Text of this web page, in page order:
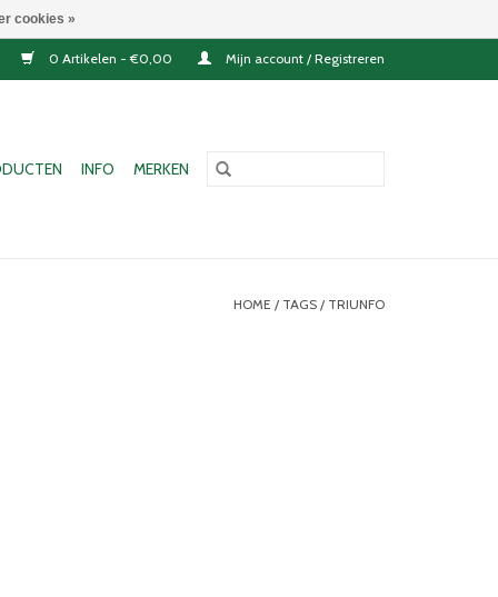
0 Artikelen - €0,00 Mijn account / Registreren
INFO MERKEN
HOME / TAGS / TRIUNFO
cookies »